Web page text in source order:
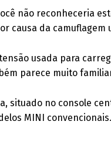
não reconheceria
causa da
usada para
parece muito
situado no console
MINI convencionais.